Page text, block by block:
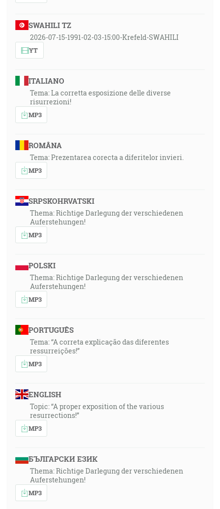
SWAHILI TZ
2026-07-15-1991-02-03-15:00-Krefeld-SWAHILI
YT
ITALIANO
Tema: La corretta esposizione delle diverse
risurrezioni!
MP3
ROMÂNA
Tema: Prezentarea corecta a diferitelor invieri.
MP3
SRPSKOHRVATSKI
Thema: Richtige Darlegung der verschiedenen
Auferstehungen!
MP3
POLSKI
Thema: Richtige Darlegung der verschiedenen
Auferstehungen!
MP3
PORTUGUÊS
Tema: “A correta explicação das diferentes
ressurreições!”
MP3
ENGLISH
Topic: “A proper exposition of the various
resurrections!”
MP3
БЪЛГАРСКИ ЕЗИК
Thema: Richtige Darlegung der verschiedenen
Auferstehungen!
MP3